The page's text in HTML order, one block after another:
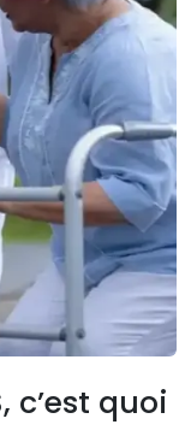
c’est quoi